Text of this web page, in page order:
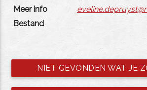
Meer info
Bestand
NIET GEVONDEN WAT JE